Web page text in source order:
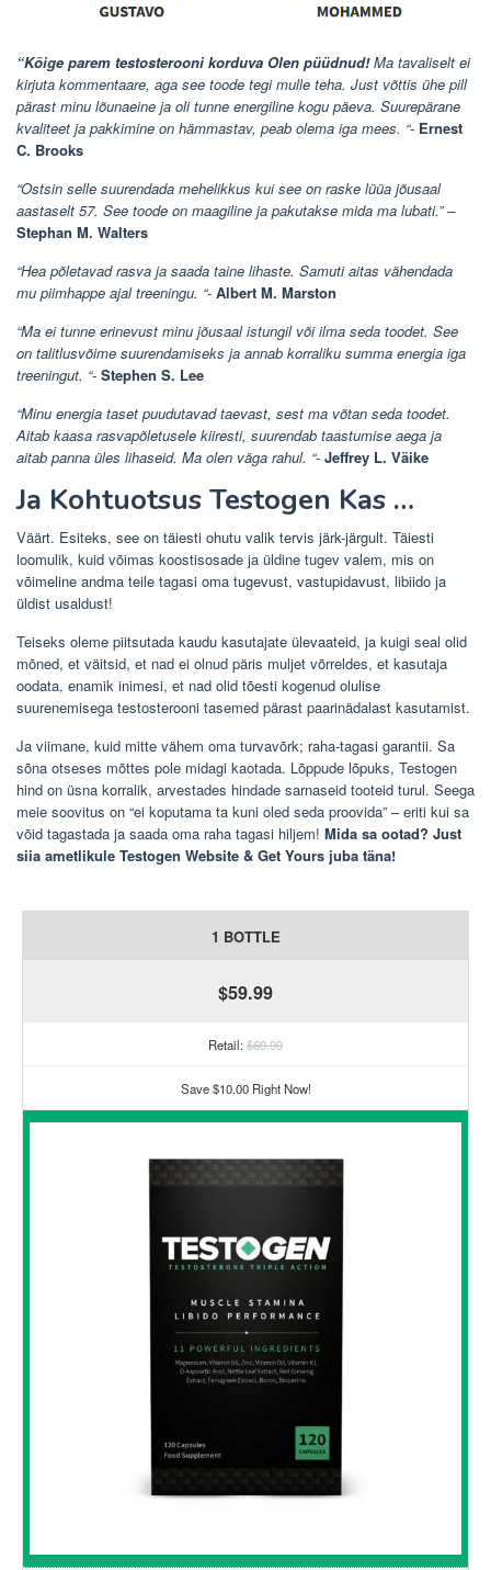
“Kõige parem testosterooni korduva Olen püüdnud!Ma tavaliselt ei
kirjuta kommentaare, aga see toode tegi mulle teha. Just võttis ühe pill
pärast minu lõunaeine ja oli tunne energiline kogu päeva. Suurepärane
kvaliteet ja pakkimine on hämmastav, peab olema iga mees. “- Ernest
C. Brooks
“Ostsin selle suurendada mehelikkus kui see on raske lüüa jõusaal
aastaselt 57. See toode on maagiline ja pakutakse mida ma lubati.” –
Stephan M. Walters
“Hea põletavad rasva ja saada taine lihaste. Samuti aitas vähendada
mu piimhappe ajal treeningu. “- Albert M. Marston
“Ma ei tunne erinevust minu jõusaal istungil või ilma seda toodet. See
on talitlusvõime suurendamiseks ja annab korraliku summa energia iga
treeningut. “- Stephen S. Lee
“Minu energia taset puudutavad taevast, sest ma võtan seda toodet.
Aitab kaasa rasvapõletusele kiiresti, suurendab taastumise aega ja
aitab panna üles lihaseid. Ma olen väga rahul. “- Jeffrey L. Väike
Ja Kohtuotsus Testogen Kas …
Väärt. Esiteks, see on täiesti ohutu valik tervis järk-järgult. Täiesti
loomulik, kuid võimas koostisosade ja üldine tugev valem, mis on
võimeline andma teile tagasi oma tugevust, vastupidavust, libiido ja
üldist usaldust!
Teiseks oleme piitsutada kaudu kasutajate ülevaateid, ja kuigi seal olid
mõned, et väitsid, et nad ei olnud päris muljet võrreldes, et kasutaja
oodata, enamik inimesi, et nad olid tõesti kogenud olulise
suurenemisega testosterooni tasemed pärast paarinädalast kasutamist.
Ja viimane, kuid mitte vähem oma turvavõrk; raha-tagasi garantii. Sa
sõna otseses mõttes pole midagi kaotada. Lõppude lõpuks, Testogen
hind on üsna korralik, arvestades hindade sarnaseid tooteid turul. Seega
meie soovitus on “ei koputama ta kuni oled seda proovida” – eriti kui sa
võid tagastada ja saada oma raha tagasi hiljem! Mida sa ootad? Just
siia ametlikule Testogen Website & Get Yours juba täna!
1 BOTTLE
$59.99
Retail:$69.99
Save $10.00 Right Now!